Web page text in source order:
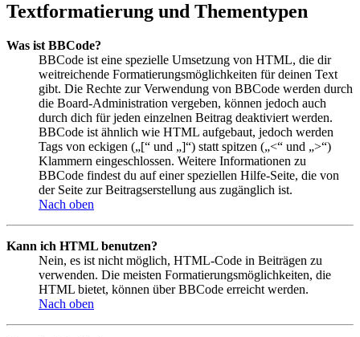
Textformatierung und Thementypen
Was ist BBCode?
BBCode ist eine spezielle Umsetzung von HTML, die dir
weitreichende Formatierungsmöglichkeiten für deinen Text
gibt. Die Rechte zur Verwendung von BBCode werden durch
die Board-Administration vergeben, können jedoch auch
durch dich für jeden einzelnen Beitrag deaktiviert werden.
BBCode ist ähnlich wie HTML aufgebaut, jedoch werden
Tags von eckigen („[“ und „]“) statt spitzen („<“ und „>“)
Klammern eingeschlossen. Weitere Informationen zu
BBCode findest du auf einer speziellen Hilfe-Seite, die von
der Seite zur Beitragserstellung aus zugänglich ist.
Nach oben
Kann ich HTML benutzen?
Nein, es ist nicht möglich, HTML-Code in Beiträgen zu
verwenden. Die meisten Formatierungsmöglichkeiten, die
HTML bietet, können über BBCode erreicht werden.
Nach oben